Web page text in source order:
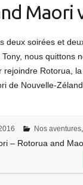
Maori
deux soirées et
nous quittons
rejoindre Rotorua,
de Nouvelle-
Nos aventures,
– Rotorua and